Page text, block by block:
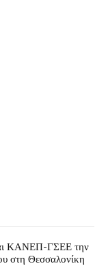
ΚΑΝΕΠ-ΓΣΕΕ την
στη Θεσσαλονίκη